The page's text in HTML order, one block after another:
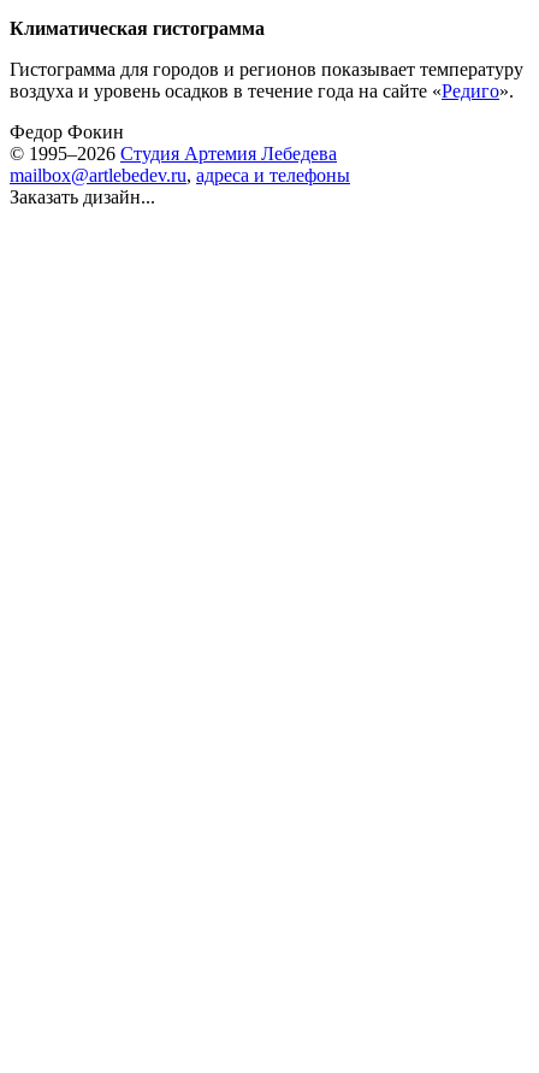
Климатическая гистограмма
Гистограмма для городов и регионов показывает температуру
воздуха и уровень осадков в течение года на сайте «Редиго».
Федор Фокин
© 1995–2026 Студия Артемия Лебедева
mailbox@artlebedev.ru, адреса и телефоны
Заказать дизайн...